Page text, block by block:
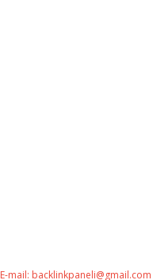
E-mail: backlinkpaneli@gmail.com